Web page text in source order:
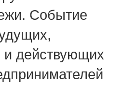
Событие
действующих